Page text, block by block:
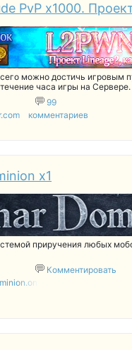
PvP x1000.
можно достичь игровым
часа игры на Сервере.
99
комментариев
x1
приручения любых
Комментировать